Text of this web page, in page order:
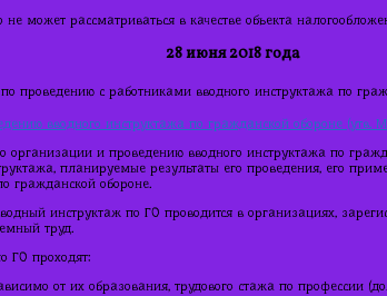
не может рассматриваться в качестве объекта
28 июня 2018 года
проведению с работниками вводного инструктажа по
вводного инструктажа по гражданской обороне (утв.
организации и проведению вводного инструктажа по
планируемые результаты его проведения, его
гражданской обороне.
инструктаж по ГО проводится в организациях,
труд.
ГО проходят:
от их образования, трудового стажа по профессии